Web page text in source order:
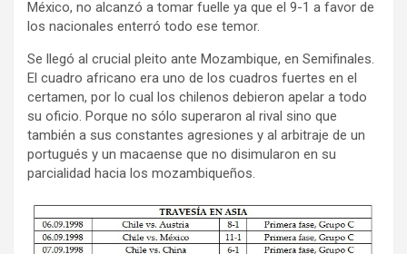
México, no alcanzó a tomar fuelle ya que el 9-1 a favor de
los nacionales enterró todo ese temor.
Se llegó al crucial pleito ante Mozambique, en Semifinales.
El cuadro africano era uno de los cuadros fuertes en el
certamen, por lo cual los chilenos debieron apelar a todo
su oficio. Porque no sólo superaron al rival sino que
también a sus constantes agresiones y al arbitraje de un
portugués y un macaense que no disimularon en su
parcialidad hacia los mozambiqueños.